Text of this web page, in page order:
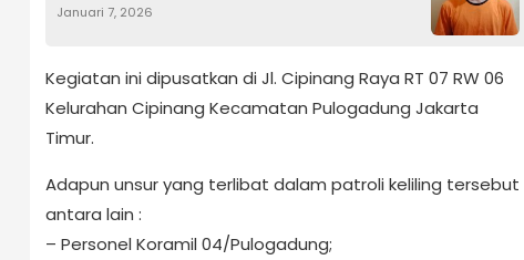
Januari 7, 2026
Kegiatan ini dipusatkan di Jl. Cipinang Raya RT 07 RW 06
Kelurahan Cipinang Kecamatan Pulogadung Jakarta
Timur.
Adapun unsur yang terlibat dalam patroli keliling tersebut
antara lain :
– Personel Koramil 04/Pulogadung;